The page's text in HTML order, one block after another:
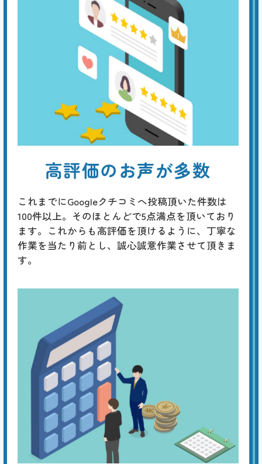
高評価のお声が多数
これまでにGoogleクチコミへ投稿頂いた件数は
100件以上。そのほとんどで5点満点を頂いており
ます。これからも高評価を頂けるように、丁寧な
作業を当たり前とし、誠心誠意作業させて頂きま
す。